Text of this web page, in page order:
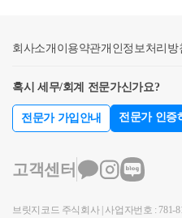
12%주택 외4%따라서,다
이더라도 재개발 등 정비
지물건은 다주택자라고
않습니다.주택 취득세는
인 경우에는 신규 주택을
입주권 또는 주택분양권을
합원입주권 또는 주택분양
주택을 취득한 경우에는
간을 기산한다.③ 제1항을
리처분계획의 인가 또는
회사소개 이용약관개인정보처리방
혹시 세무/회계 전문가신가요?
전문가 가입안내 전문가 인증
고객센터
브릿지코드 주식회사 | 사업자번호 : 781-